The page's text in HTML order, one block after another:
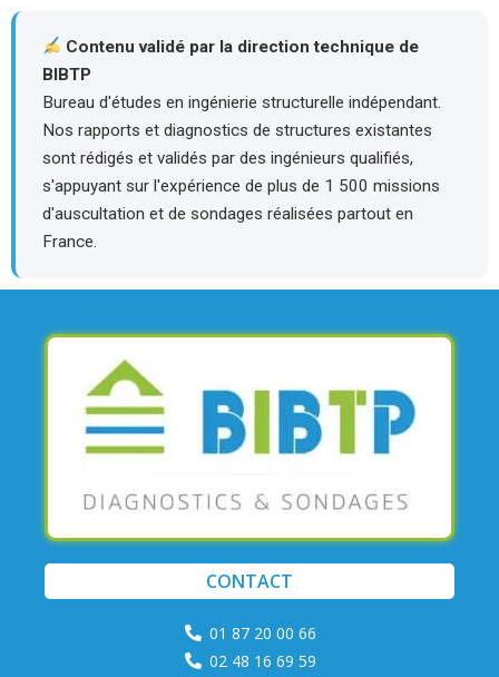
Contenu validé par la direction technique de
BIBTP
Bureau d'études en ingénierie structurelle indépendant.
Nos rapports et diagnostics de structures existantes
sont rédigés et validés par des ingénieurs qualifiés,
s'appuyant sur l'expérience de plus de 1 500 missions
d'auscultation et de sondages réalisées partout en
France.
CONTACT
01 87 20 00 66
02 48 16 69 59